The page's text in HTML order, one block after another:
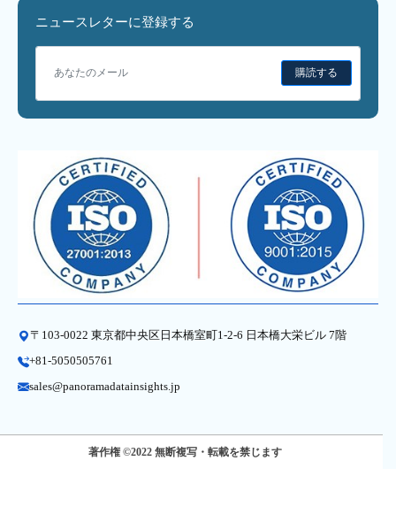
ニュースレターに登録する
購読する
〒103-0022 東京都中央区日本橋室町1-2-6 日本橋大栄ビル 7階
+81-5050505761
sales@panoramadatainsights.jp
著作権 ©2022 無断複写・転載を禁じます